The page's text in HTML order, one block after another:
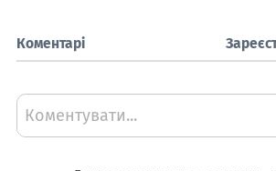
Коментарі
Коментувати...